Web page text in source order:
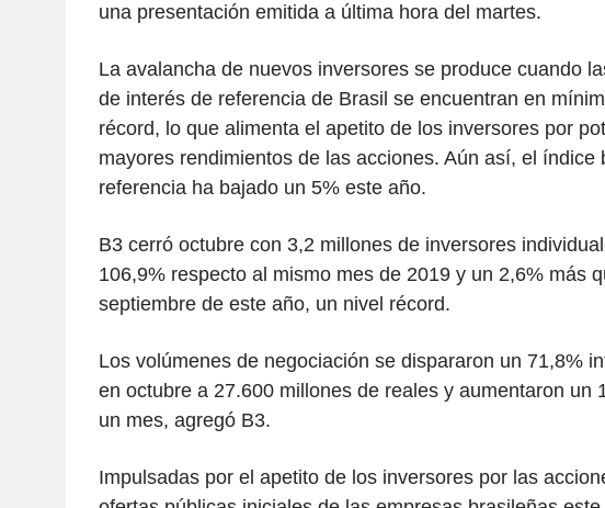
una presentación emitida a última hora del martes.
La avalancha de nuevos inversores se produce cuando
de interés de referencia de Brasil se encuentran en
récord, lo que alimenta el apetito de los inversores por
mayores rendimientos de las acciones. Aún así, el índice
referencia ha bajado un 5% este año.
B3 cerró octubre con 3,2 millones de inversores
106,9% respecto al mismo mes de 2019 y un 2,6% más
septiembre de este año, un nivel récord.
Los volúmenes de negociación se dispararon un 71,8%
en octubre a 27.600 millones de reales y aumentaron un
un mes, agregó B3.
Impulsadas por el apetito de los inversores por las